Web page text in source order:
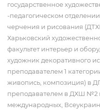
государственное
-педагогическом
черчения и рисования
Харьковский
факультет интерьер и
художник декоративного
преподавателем 1
живопись, композиция) в
преподавателем в ДХШ №2
международных,